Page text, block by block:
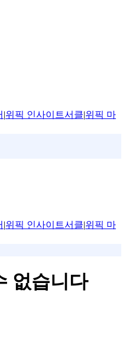
|위픽 인사이트서클|위픽 마
|위픽 인사이트서클|위픽 마
없습니다